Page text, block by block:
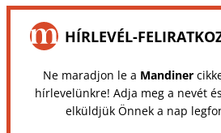
HÍRLEVÉL-
Ne maradjon le a Mandiner
hírlevelünkre! Adja meg a nevét
elküldjük Önnek a nap